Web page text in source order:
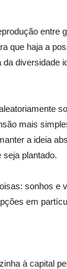
entre
que haja a
diversidade
mais
a ideia
plantado.
sonhos e
em
à capital